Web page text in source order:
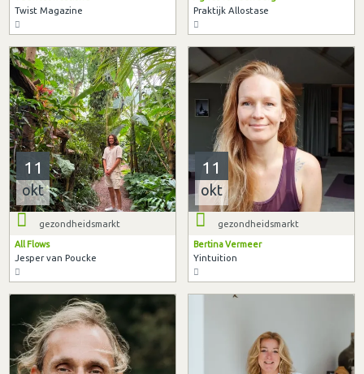
Twist Magazine Praktijk Allostase
11
okt
gezondheidsmarkt
All Flows
Jesper van Poucke
11
okt
gezondheidsmarkt
Bertina Vermeer
Yintuition